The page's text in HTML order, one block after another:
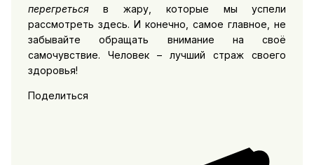
перегретьсяв жару, которые мы успели
рассмотреть здесь. И конечно, самое главное, не
забывайте обращать внимание на своё
самочувствие. Человек – лучший страж своего
здоровья!
Поделиться